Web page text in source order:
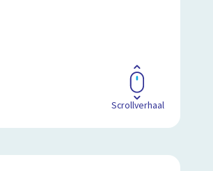
Scrollverhaal